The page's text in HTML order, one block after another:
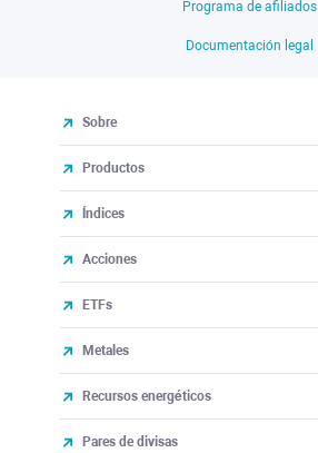
Programa de afiliados
Documentación legal
Sobre
Productos
Índices
Acciones
ETFs
Metales
Recursos energéticos
Pares de divisas